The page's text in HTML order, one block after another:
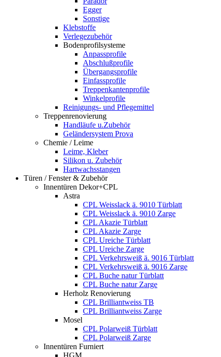
Egger
Sonstige
Klebstoffe
Verlegezubehör
Bodenprofilsysteme
Anpassprofile
Abschlußprofile
Übergangsprofile
Einfassprofile
Treppenkantenprofile
Winkelprofile
Reinigungs- und Pflegemittel
Treppenrenovierung
Handläufe u.Zubehör
Geländersystem Prova
Chemie / Leime
Leime, Kleber
Silikon u. Zubehör
Hartwachsstangen
Türen / Fenster & Zubehör
Innentüren Dekor+CPL
Astra
CPL Weisslack ä. 9010 Türblatt
CPL Weisslack ä. 9010 Zarge
CPL Akazie Türblatt
CPL Akazie Zarge
CPL Ureiche Türblatt
CPL Ureiche Zarge
CPL Verkehrsweiß ä. 9016 Türblatt
CPL Verkehrsweiß ä. 9016 Zarge
CPL Buche natur Türblatt
CPL Buche natur Zarge
Herholz Renovierung
CPL Brilliantweiss TB
CPL Brilliantweiss Zarge
Mosel
CPL Polarweiß Türblatt
CPL Polarweiß Zarge
Innentüren Furniert